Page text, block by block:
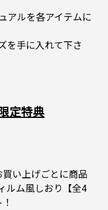
アルを各アイテムに
を手に入れて下さ
定特典
い上げごとに商品
ルム風しおり【全4